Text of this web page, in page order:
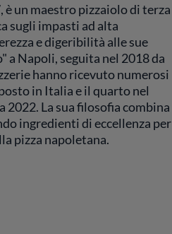
è un maestro pizzaiolo di terza
sugli impasti ad alta
e digeribilità alle sue
a Napoli, seguita nel 2018 da
hanno ricevuto numerosi
in Italia e il quarto nel
2022. La sua filosofia combina
ingredienti di eccellenza per
pizza napoletana.